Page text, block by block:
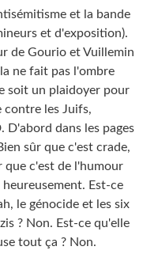
et la bande
et d'exposition).
de Gourio et Vuillemin
ne fait pas l'ombre
soit un plaidoyer pour
contre les Juifs,
D'abord dans les pages
sûr que c'est crade,
que c'est de l'humour
Est-ce
le génocide et les six
? Non. Est-ce qu'elle
tout ça ? Non.